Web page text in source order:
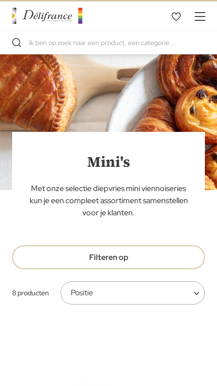
Mini's
Met onze selectie diepvries mini viennoiseries
kun je een compleet assortiment samenstellen
voor je klanten.
8producten
Filteren op